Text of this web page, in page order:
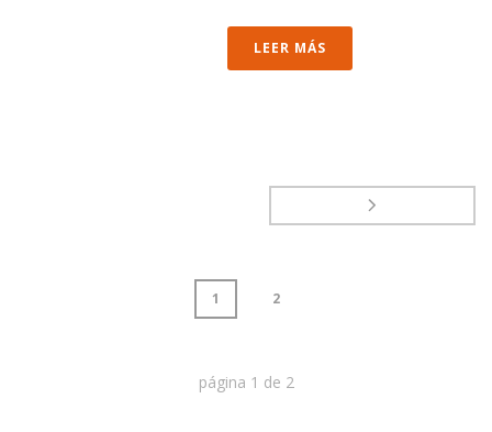
LEER MÁS
1 2
página 1 de 2